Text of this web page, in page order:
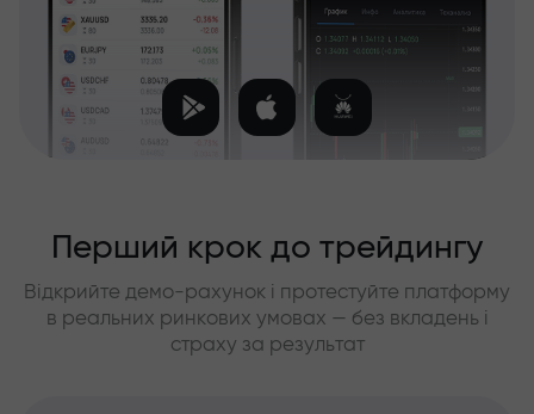
Перший крок до трейдингу
Відкрийте демо-рахунок і протестуйте платформу
в реальних ринкових умовах — без вкладень і
страху за результат